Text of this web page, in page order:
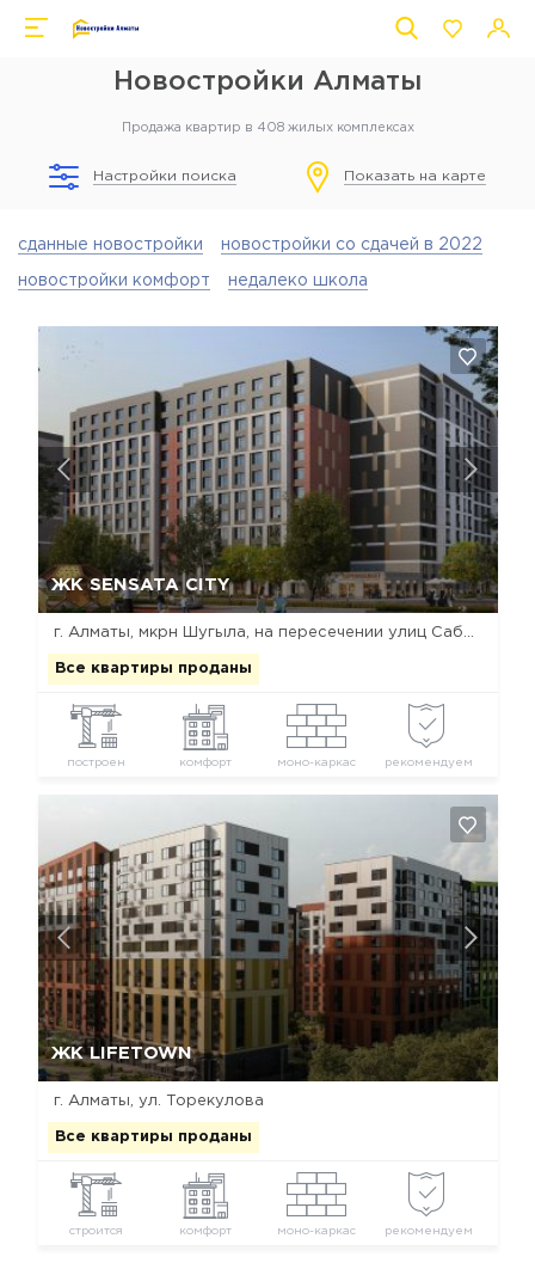
Новостройки Алматы
Продажа квартир в 408 жилых комплексах
Настройки поиска Показать на карте
сданные новостройки новостройки со сдачей в 2022
новостройки комфорт недалеко школа
ЖК SENSATA CITY
Все квартиры проданы
построен комфорт моно-каркас рекомендуем
Да, удалить Отмена
ЖК LIFETOWN
г. Алматы, ул. Торекулова
Все квартиры проданы
строится комфорт моно-каркас рекомендуем
Отмена